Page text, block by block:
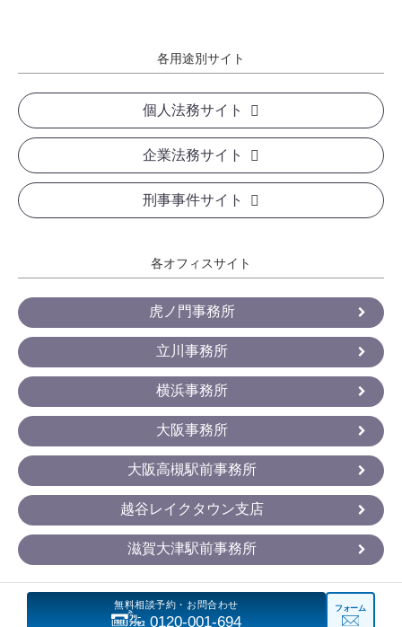
無料相談予約・お問合わせ
0120-001-694
フォーム
各用途別サイト
個人法務サイト
企業法務サイト
刑事事件サイト
各オフィスサイト
虎ノ門事務所
立川事務所
横浜事務所
大阪事務所
大阪高槻駅前事務所
越谷レイクタウン支店
滋賀大津駅前事務所
CastGlobal Law Offices All Rights Reserved.